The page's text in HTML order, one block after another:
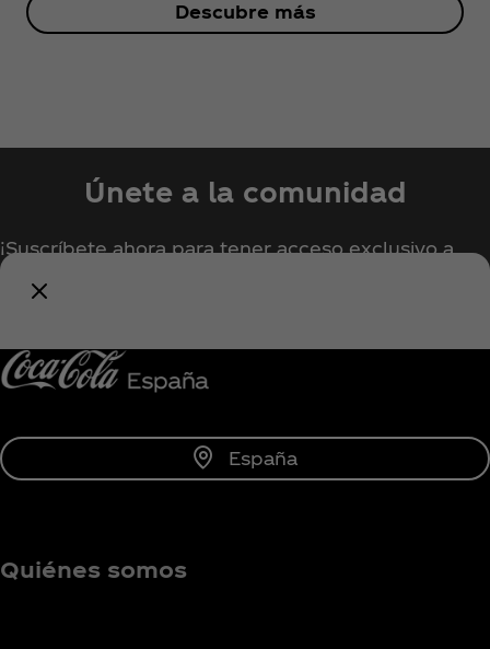
Descubre más
Únete a la comunidad
¡Suscríbete ahora para tener acceso exclusivo a
España
Quiénes somos